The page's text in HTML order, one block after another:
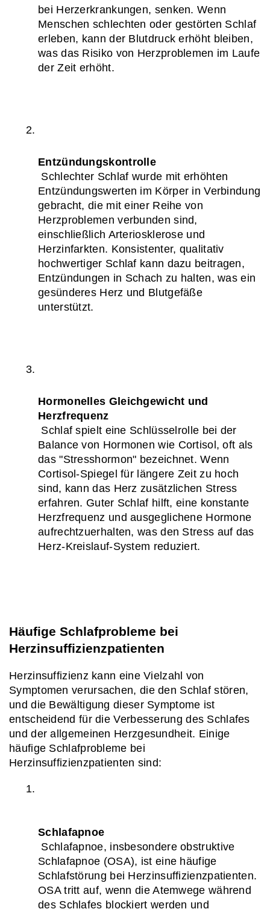
bei Herzerkrankungen, senken. Wenn
Menschen schlechten oder gestörten Schlaf
erleben, kann der Blutdruck erhöht bleiben,
was das Risiko von Herzproblemen im Laufe
der Zeit erhöht.
Entzündungskontrolle
Entzündungswerten im Körper in Verbindung
gebracht, die mit einer Reihe von
Herzproblemen verbunden sind,
einschließlich Arteriosklerose und
Herzinfarkten. Konsistenter, qualitativ
hochwertiger Schlaf kann dazu beitragen,
Entzündungen in Schach zu halten, was ein
gesünderes Herz und Blutgefäße
unterstützt.
Hormonelles Gleichgewicht und
Herzfrequenz
Balance von Hormonen wie Cortisol, oft als
das "Stresshormon" bezeichnet. Wenn
Cortisol-Spiegel für längere Zeit zu hoch
sind, kann das Herz zusätzlichen Stress
erfahren. Guter Schlaf hilft, eine konstante
Herzfrequenz und ausgeglichene Hormone
aufrechtzuerhalten, was den Stress auf das
Herz-Kreislauf-System reduziert.
Häufige Schlafprobleme bei
Herzinsuffizienzpatienten
Herzinsuffizienz kann eine Vielzahl von
Symptomen verursachen, die den Schlaf stören,
und die Bewältigung dieser Symptome ist
entscheidend für die Verbesserung des Schlafes
und der allgemeinen Herzgesundheit. Einige
häufige Schlafprobleme bei
Herzinsuffizienzpatienten sind:
Schlafapnoe
Schlafapnoe (OSA), ist eine häufige
Schlafstörung bei Herzinsuffizienzpatienten.
OSA tritt auf, wenn die Atemwege während
des Schlafes blockiert werden und